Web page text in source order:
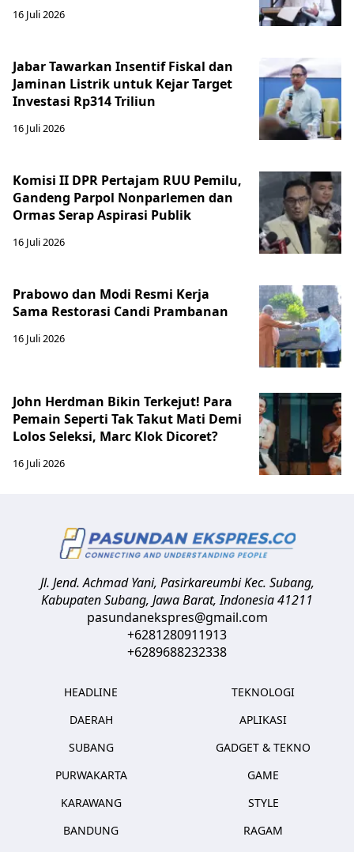
16 Juli 2026
Jabar Tawarkan Insentif Fiskal dan
Jaminan Listrik untuk Kejar Target
Investasi Rp314 Triliun
16 Juli 2026
Komisi II DPR Pertajam RUU Pemilu,
Gandeng Parpol Nonparlemen dan
Ormas Serap Aspirasi Publik
16 Juli 2026
Prabowo dan Modi Resmi Kerja
Sama Restorasi Candi Prambanan
16 Juli 2026
John Herdman Bikin Terkejut! Para
Pemain Seperti Tak Takut Mati Demi
Lolos Seleksi, Marc Klok Dicoret?
16 Juli 2026
Jl. Jend. Achmad Yani, Pasirkareumbi Kec. Subang,
Kabupaten Subang, Jawa Barat,Indonesia41211
pasundanekspres@gmail.com
+6281280911913
+6289688232338
HEADLINE
DAERAH
SUBANG
PURWAKARTA
KARAWANG
BANDUNG
TEKNOLOGI
APLIKASI
GADGET & TEKNO
GAME
STYLE
RAGAM